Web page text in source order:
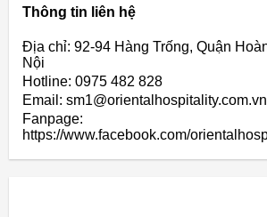
Thông tin liên hệ
Địa chỉ: 92-94 Hàng Trống, Quận
Nội
Hotline: 0975 482 828
Email: sm1@orientalhospitality.com.vn
Fanpage:
https://www.facebook.com/